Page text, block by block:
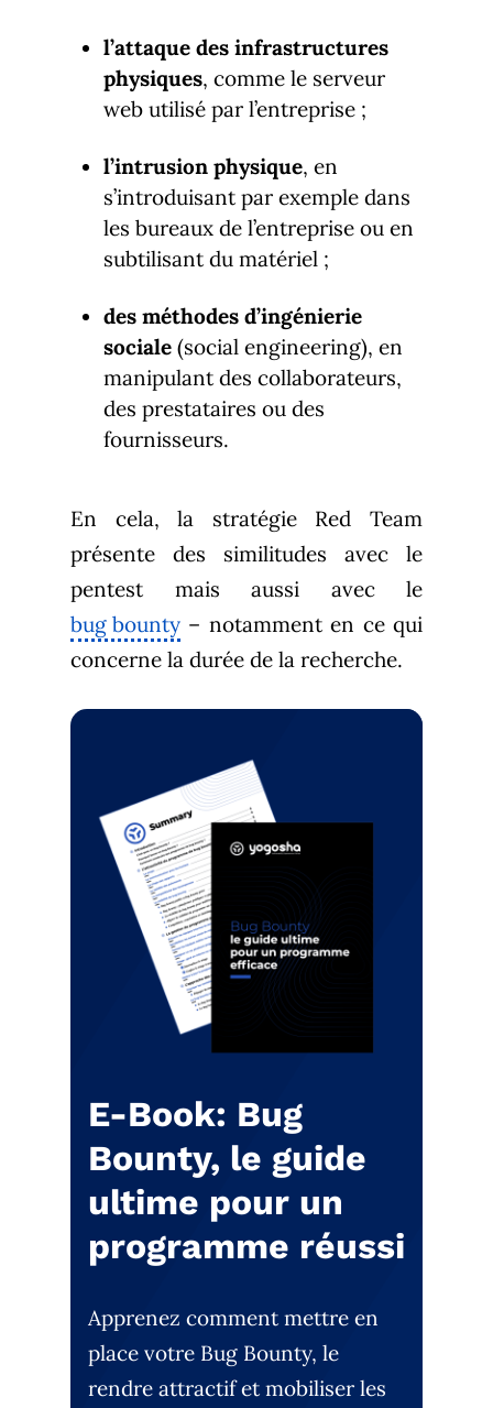
l’attaque des infrastructures
physiques, comme le serveur
web utilisé par l’entreprise ;
l’intrusion physique, en
s’introduisant par exemple dans
les bureaux de l’entreprise ou en
subtilisant du matériel ;
des méthodes d’ingénierie
sociale (social engineering), en
manipulant des collaborateurs,
des prestataires ou des
fournisseurs.
En cela, la stratégie Red Team
présente des similitudes avec le
pentest mais aussi avec le
bug bounty – notamment en ce qui
concerne la durée de la recherche.
E-Book: Bug
Bounty, le guide
ultime pour un
programme réussi
Apprenez comment mettre en
place votre Bug Bounty, le
rendre attractif et mobiliser les